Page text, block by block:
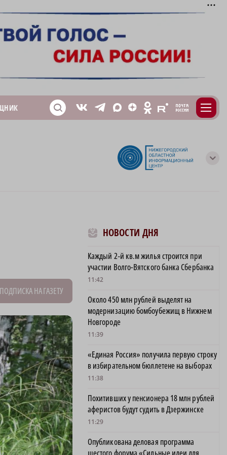
S V T X Z O E m
с
ПОДПИСКА НА ГАЗЕТУ
НОВОСТИ ДНЯ
Каждый 2‑й кв.м жилья строится при
участии Волго-Вятского банка Сбербанка
11:42
Около 450 млн рублей выделят на
модернизацию бомбоубежищ в Нижнем
Новгороде
11:39
«Единая Россия» получила первую строку
в избирательном бюллетене на выборах
11:38
Похитивших у пенсионера 18 млн рублей
аферистов будут судить в Дзержинске
11:29
Опубликована деловая программа